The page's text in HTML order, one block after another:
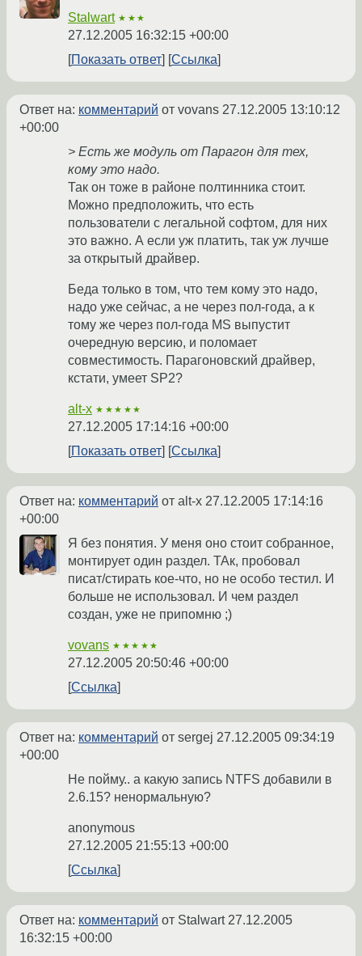
Stalwart ★★★
27.12.2005 16:32:15 +00:00
Показать ответ
Ссылка
Ответ на: комментарий от vovans 27.12.2005 13:10:12
+00:00
> Есть же модуль от Парагон для тех,
кому это надо.
Так он тоже в районе полтинника стоит.
Можно предположить, что есть
пользователи с легальной софтом, для них
это важно. А если уж платить, так уж лучше
за открытый драйвер.
Беда только в том, что тем кому это надо,
надо уже сейчас, а не через пол-года, а к
тому же через пол-года MS выпустит
очередную версию, и поломает
совместимость. Парагоновский драйвер,
кстати, умеет SP2?
alt-x ★★★★★
27.12.2005 17:14:16 +00:00
Показать ответ
Ссылка
Ответ на: комментарий от alt-x 27.12.2005 17:14:16
+00:00
Я без понятия. У меня оно стоит собранное,
монтирует один раздел. ТАк, пробовал
писат/стирать кое-что, но не особо тестил. И
больше не использовал. И чем раздел
создан, уже не припомню ;)
vovans ★★★★★
27.12.2005 20:50:46 +00:00
Ссылка
Ответ на: комментарий от sergej 27.12.2005 09:34:19
+00:00
Не пойму.. а какую запись NTFS добавили в
2.6.15? ненормальную?
anonymous
27.12.2005 21:55:13 +00:00
Ссылка
Ответ на: комментарий от Stalwart27.12.2005
16:32:15 +00:00